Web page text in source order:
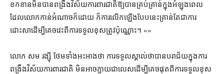
ខកខាន​មិនបាន​ពង្រឹង​វិស័យ​ការពារ​ជាតិ​ឱ្យ​បាន​គ្រប់គ្រាន់​ក្នុង​អំឡុង​ពេល​
ដែល​លោក​កាន់អំណាច​ក៏ដោយ ក៏​ការ​លើកឡើង​បែបនេះ​គ្រាន់តែ​ជា​ការ​
ដោះសា​ដើម្បី​គេចវេះ​ពី​ការទទួលខុសត្រូវ​ប៉ុណ្ណោះ។ «»
លោក សម រង្ស៊ី ថែមទាំង​អះអាង​ថា ការ​ទទួល​ស្គាល់ថា​បាន​បរាជ័យ​ក្នុង​ការ​
ពង្រឹង​វិស័យ​ការពារ​ជាតិ មិនអាច​ក្លាយជា​លេស​ដើម្បី​គេច​ផុត​ពី​ការទទួលខុស